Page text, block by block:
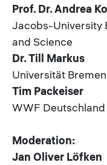
Prof. Dr. Andrea
Jacobs-University
and Science
Dr. Till Markus
Universität
Tim Packeiser
WWF Deutschland
Moderation:
Jan Oliver Löfken